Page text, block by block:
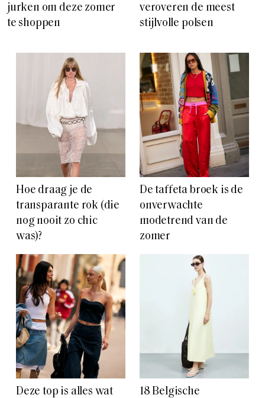
jurken om deze zomer
te shoppen
veroveren de meest
stijlvolle polsen
Hoe draag je de
transparante rok (die
nog nooit zo chic
was)?
De taffeta broek is de
onverwachte
modetrend van de
zomer
Deze top is alles wat
18 Belgische